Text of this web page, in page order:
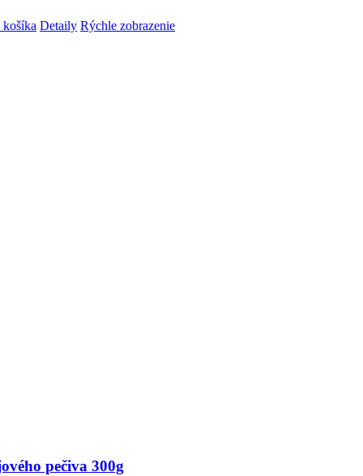
Detaily Rýchle zobrazenie
pečiva 300g